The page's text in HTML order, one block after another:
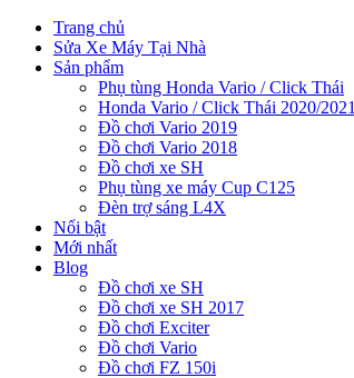
Trang chủ
Sửa Xe Máy Tại Nhà
Sản phẩm
Phụ tùng Honda Vario / Click Thái
Honda Vario / Click Thái 2020/2021
Đồ chơi Vario 2019
Đồ chơi Vario 2018
Đồ chơi xe SH
Phụ tùng xe máy Cup C125
Đèn trợ sáng L4X
Nổi bật
Mới nhất
Blog
Đồ chơi xe SH
Đồ chơi xe SH 2017
Đồ chơi Exciter
Đồ chơi Vario
Đồ chơi FZ 150i